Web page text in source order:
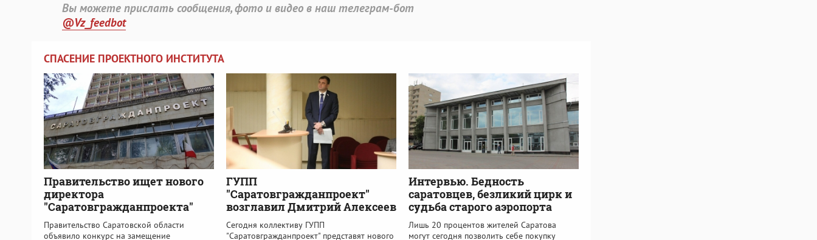
Вы можете прислать сообщения, фото и видео в наш телеграм-бот
@Vz_feedbot
СПАСЕНИЕ ПРОЕКТНОГО ИНСТИТУТА
Правительство ищет нового
директора
"Саратовгражданпроекта"
Правительство Саратовской области
объявило конкурс на замещение
ГУПП
"Саратовгражданпроект"
возглавил Дмитрий Алексеев
Сегодня коллективу ГУПП
"Саратовгражданпроект" представят нового
Интервью. Бедность
саратовцев, безликий цирк и
судьба старого аэропорта
Лишь 20 процентов жителей Саратова
могут сегодня позволить себе покупку